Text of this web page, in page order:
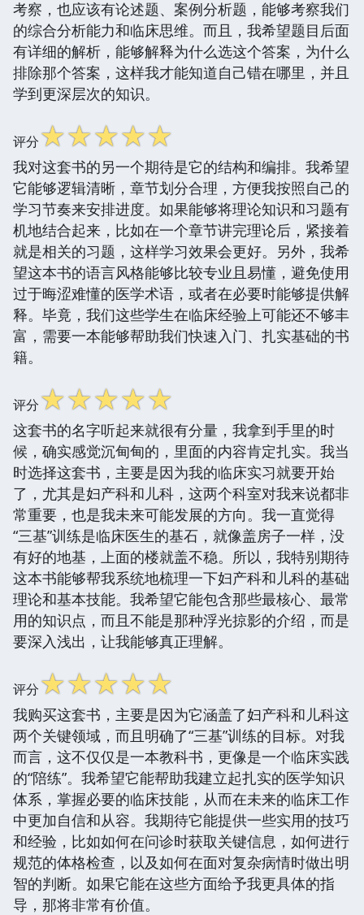
考察，也应该有论述题、案例分析题，能够考察我们
的综合分析能力和临床思维。而且，我希望题目后面
有详细的解析，能够解释为什么选这个答案，为什么
排除那个答案，这样我才能知道自己错在哪里，并且
学到更深层次的知识。
评分☆☆☆☆☆
我对这套书的另一个期待是它的结构和编排。我希望
它能够逻辑清晰，章节划分合理，方便我按照自己的
学习节奏来安排进度。如果能够将理论知识和习题有
机地结合起来，比如在一个章节讲完理论后，紧接着
就是相关的习题，这样学习效果会更好。另外，我希
望这本书的语言风格能够比较专业且易懂，避免使用
过于晦涩难懂的医学术语，或者在必要时能够提供解
释。毕竟，我们这些学生在临床经验上可能还不够丰
富，需要一本能够帮助我们快速入门、扎实基础的书
籍。
评分☆☆☆☆☆
这套书的名字听起来就很有分量，我拿到手里的时
候，确实感觉沉甸甸的，里面的内容肯定扎实。我当
时选择这套书，主要是因为我的临床实习就要开始
了，尤其是妇产科和儿科，这两个科室对我来说都非
常重要，也是我未来可能发展的方向。我一直觉得
“三基”训练是临床医生的基石，就像盖房子一样，没
有好的地基，上面的楼就盖不稳。所以，我特别期待
这本书能够帮我系统地梳理一下妇产科和儿科的基础
理论和基本技能。我希望它能包含那些最核心、最常
用的知识点，而且不能是那种浮光掠影的介绍，而是
要深入浅出，让我能够真正理解。
评分☆☆☆☆☆
我购买这套书，主要是因为它涵盖了妇产科和儿科这
两个关键领域，而且明确了“三基”训练的目标。对我
而言，这不仅仅是一本教科书，更像是一个临床实践
的“陪练”。我希望它能帮助我建立起扎实的医学知识
体系，掌握必要的临床技能，从而在未来的临床工作
中更加自信和从容。我期待它能提供一些实用的技巧
和经验，比如如何在问诊时获取关键信息，如何进行
规范的体格检查，以及如何在面对复杂病情时做出明
智的判断。如果它能在这些方面给予我更具体的指
导，那将非常有价值。